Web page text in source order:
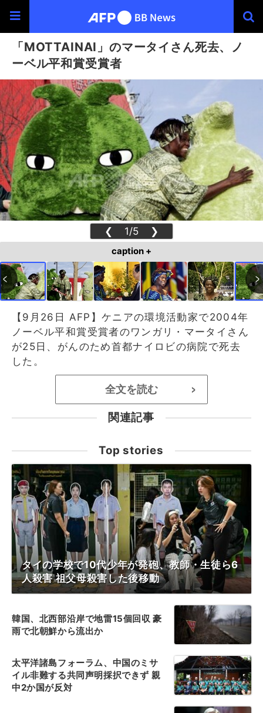
「MOTTAINAI」のマータイさん死去、ノ
ーベル平和賞受賞者
❮ 1/5 ❯
caption +
【9月26日 AFP】ケニアの環境活動家で2004年
ノーベル平和賞受賞者のワンガリ・マータイさん
が25日、がんのため首都ナイロビの病院で死去
した。
全文を読む >
関連記事
Top stories
タイの学校で10代少年が発砲、教師・生徒ら6
人殺害 祖父母殺害した後移動
韓国、北西部沿岸で地雷15個回収 豪
雨で北朝鮮から流出か
太平洋諸島フォーラム、中国のミサ
イル非難する共同声明採択できず 親
中2か国が反対